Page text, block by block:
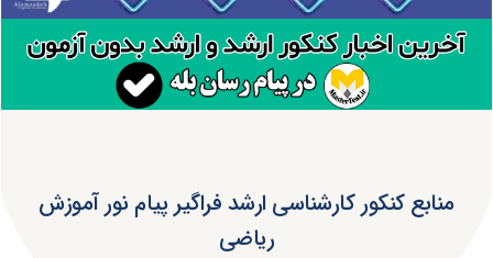
منابع کنکور کارشناسی ارشد فراگیر پیام نور آموزش
ریاضی